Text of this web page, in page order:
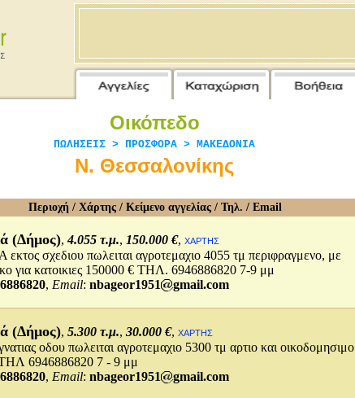
Οικόπεδο
ΠΩΛΗΣΕΙΣ > ΠΡΟΣΦΟΡΑ > ΜΑΚΕΔΟΝΙΑ
Ν. Θεσσαλονίκης
Περιοχή / Χάρτης / Κείμενο αγγελίας / Τηλ. / Email
(Δήμος),4.055 τ.μ., 150.000 €, ΧΑΡΤΗΣ
σχεδιου πωλειται αγροτεμαχιο 4055 τμ περιφραγμενο, με
για κατοικιες 150000 € ΤΗΛ. 6946886820 7-9 μμ
, Email: nbageor1951 gmail.com
(Δήμος), 5.300 τ.μ., 30.000 €, ΧΑΡΤΗΣ
οδου πωλειται αγροτεμαχιο 5300 τμ αρτιο και οικοδομησιμο
6946886820 7 - 9 μμ
, Email: nbageor1951 gmail.com